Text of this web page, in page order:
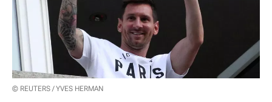
© REUTERS / YVES HERMAN